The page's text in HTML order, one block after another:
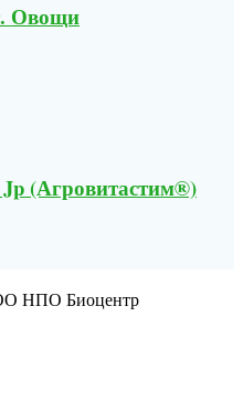
Овощи
(Агровитастим®)
НПО Биоцентр